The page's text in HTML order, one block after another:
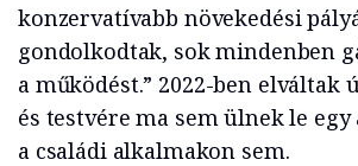
konzervatívabb növekedési
gondolkodtak, sok mindenben
a működést.” 2022-ben elváltak
és testvére ma sem ülnek le egy
a családi alkalmakon sem.